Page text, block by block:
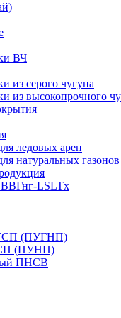
ВЧ
из серого чугуна
из высокопрочного
ледовых арен
натуральных газонов
LSLTx
(ПУГНП)
(ПУНП)
ПНСВ